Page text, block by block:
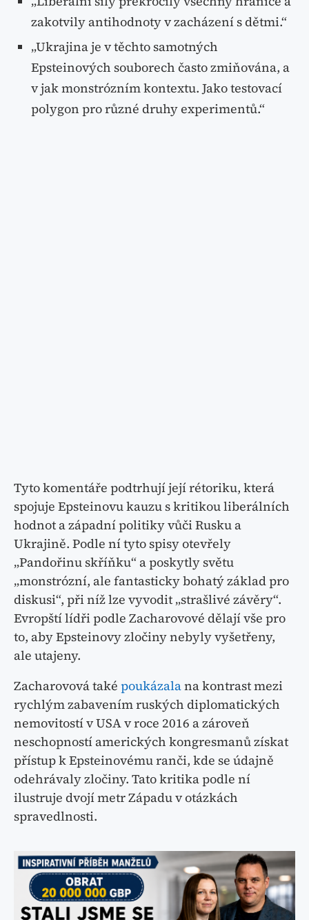
zakotvily antihodnoty v zacházení s dětmi.“
„Ukrajina je v těchto samotných
Epsteinových souborech často zmiňována, a
v jak monstrózním kontextu. Jako testovací
polygon pro různé druhy experimentů.“
Tyto komentáře podtrhují její rétoriku, která
spojuje Epsteinovu kauzu s kritikou liberálních
hodnot a západní politiky vůči Rusku a
Ukrajině. Podle ní tyto spisy otevřely
„Pandořinu skříňku“ a poskytly světu
„monstrózní, ale fantasticky bohatý základ pro
diskusi“, při níž lze vyvodit „strašlivé závěry“.
Evropští lídři podle Zacharovové dělají vše pro
to, aby Epsteinovy zločiny nebyly vyšetřeny,
ale utajeny.
Zacharovová také poukázalana kontrast mezi
rychlým zabavením ruských diplomatických
nemovitostí v USA v roce 2016 a zároveň
neschopností amerických kongresmanů získat
přístup k Epsteinovému ranči, kde se údajně
odehrávaly zločiny. Tato kritika podle ní
ilustruje dvojí metr Západu v otázkách
spravedlnosti.